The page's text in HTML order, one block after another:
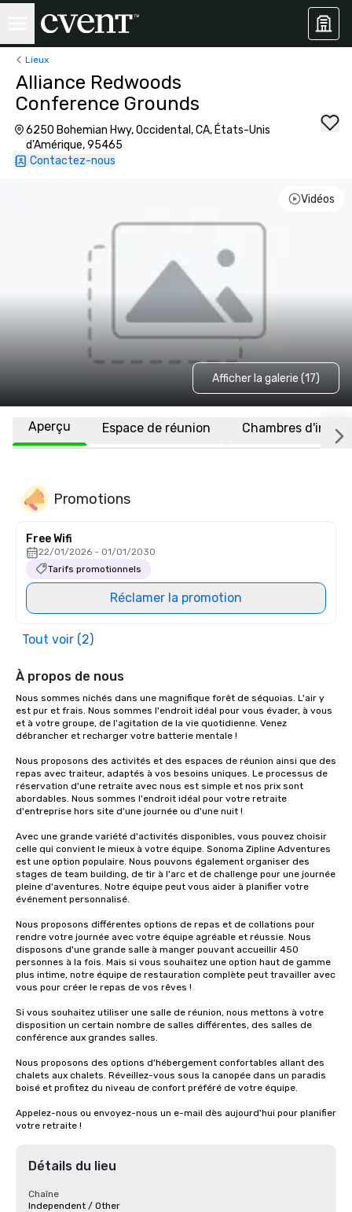
Lieux
Alliance Redwoods
Conference Grounds
6250 Bohemian Hwy, Occidental, CA, États-Unis
d'Amérique, 95465
Contactez-nous
Vidéos
Afficher la galerie (17)
Aperçu Espace de réunion Chambres
Promotions
Free Wifi
22/01/2026 - 01/01/2030
Tarifs promotionnels
Réclamer la promotion
Tout voir (2)
À propos de nous
Nous sommes nichés dans une magnifique forêt de séquoias. L'air y
est pur et frais. Nous sommes l'endroit idéal pour vous évader, à vous
et à votre groupe, de l'agitation de la vie quotidienne. Venez
débrancher et recharger votre batterie mentale !
Nous proposons des activités et des espaces de réunion ainsi que des
repas avec traiteur, adaptés à vos besoins uniques. Le processus de
réservation d'une retraite avec nous est simple et nos prix sont
abordables. Nous sommes l'endroit idéal pour votre retraite
d'entreprise hors site d'une journée ou d'une nuit !
Avec une grande variété d'activités disponibles, vous pouvez choisir
celle qui convient le mieux à votre équipe. Sonoma Zipline Adventures
est une option populaire. Nous pouvons également organiser des
stages de team building, de tir à l'arc et de challenge pour une journée
pleine d'aventures. Notre équipe peut vous aider à planifier votre
événement personnalisé.
Nous proposons différentes options de repas et de collations pour
rendre votre journée avec votre équipe agréable et réussie. Nous
disposons d'une grande salle à manger pouvant accueillir 450
personnes à la fois. Mais si vous souhaitez une option haut de gamme
plus intime, notre équipe de restauration complète peut travailler avec
vous pour créer le repas de vos rêves !
Si vous souhaitez utiliser une salle de réunion, nous mettons à votre
disposition un certain nombre de salles différentes, des salles de
conférence aux grandes salles.
Nous proposons des options d'hébergement confortables allant des
chalets aux chalets. Réveillez-vous sous la canopée dans un paradis
boisé et profitez du niveau de confort préféré de votre équipe.
Appelez-nous ou envoyez-nous un e-mail dès aujourd'hui pour planifier
votre retraite !
Détails du lieu
Chaîne
Independent / Other